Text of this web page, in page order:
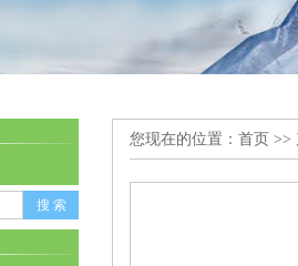
您现在的位置： 首页 >>